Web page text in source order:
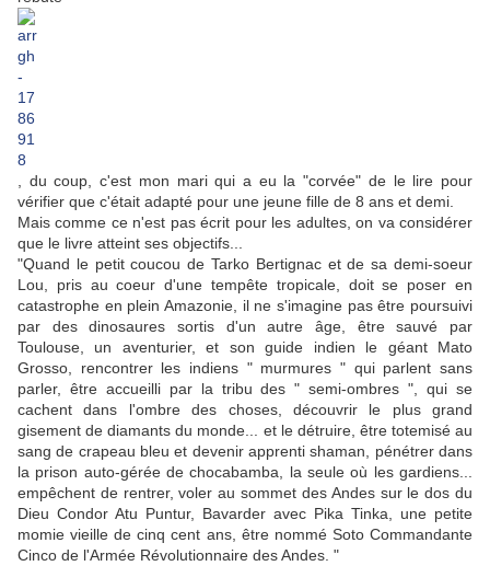
, du coup, c'est mon mari qui a eu la "corvée" de le lire pour
vérifier que c'était adapté pour une jeune fille de 8 ans et demi.
Mais comme ce n'est pas écrit pour les adultes, on va considérer
que le livre atteint ses objectifs...
"Quand le petit coucou de Tarko Bertignac et de sa demi-soeur
Lou, pris au coeur d'une tempête tropicale, doit se poser en
catastrophe en plein Amazonie, il ne s'imagine pas être poursuivi
par des dinosaures sortis d'un autre âge, être sauvé par
Toulouse, un aventurier, et son guide indien le géant Mato
Grosso, rencontrer les indiens " murmures " qui parlent sans
parler, être accueilli par la tribu des " semi-ombres ", qui se
cachent dans l'ombre des choses, découvrir le plus grand
gisement de diamants du monde... et le détruire, être totemisé au
sang de crapeau bleu et devenir apprenti shaman, pénétrer dans
la prison auto-gérée de chocabamba, la seule où les gardiens...
empêchent de rentrer, voler au sommet des Andes sur le dos du
Dieu Condor Atu Puntur, Bavarder avec Pika Tinka, une petite
momie vieille de cinq cent ans, être nommé Soto Commandante
Cinco de l'Armée Révolutionnaire des Andes. "